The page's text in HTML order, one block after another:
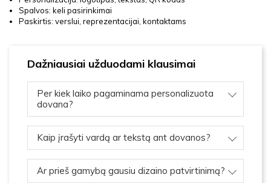
Spalvos: keli pasirinkimai
Paskirtis: verslui, reprezentacijai, kontaktams
Dažniausiai užduodami klausimai
Per kiek laiko pagaminama personalizuota
dovana?
Kaip įrašyti vardą ar tekstą ant dovanos?
Ar prieš gamybą gausiu dizaino patvirtinimą?